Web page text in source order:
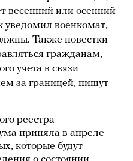
весенний или осенний
военкомат,
Также повестки
гражданам,
учета в связи
за границей, пишут
реестра
приняла в апреле
которые будут